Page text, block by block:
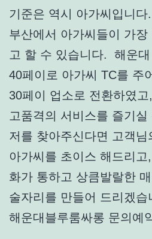
기준은 역시 아가씨입니다.
부산에서 아가씨들이 가
고 할 수 있습니다. 해운
40페이로 아가씨 TC를 주
30페이 업소로 전환하였
고품격의 서비스를 즐기
저를 찾아주신다면 고객
아가씨를 초이스 해드리
화가 통하고 상큼발랄한
술자리를 만들어 드리겠습
해운대블루룸싸롱 문의예